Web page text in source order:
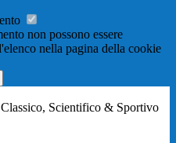
non possono essere
nella pagina della cookie
Scientifico & Sportivo